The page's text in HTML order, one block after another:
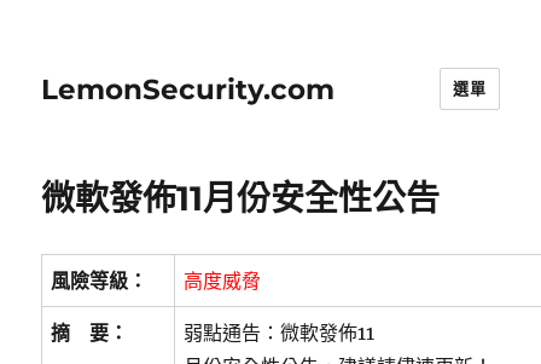
LemonSecurity.com 選單
微軟發佈11月份安全性公告
風險等級： 高度威脅
摘 要：
弱點通告：微軟發佈11